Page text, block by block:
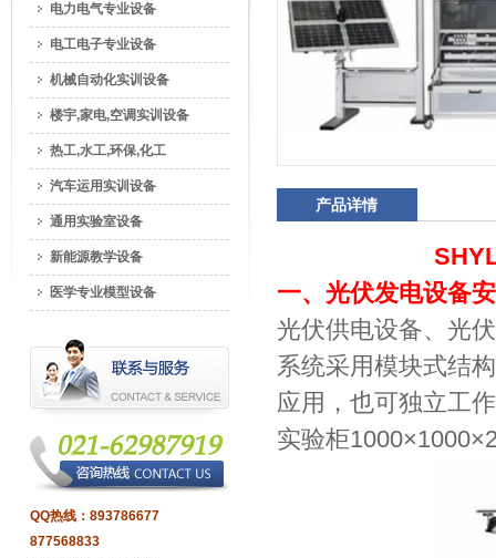
产品详情
一、光伏发电设备
光伏供电设备、光
系统采用模块式结
应用，也可独立工
实验柜
电力电气专业设备
电工电子专业设备
机械自动化实训设备
楼宇,家电,空调实训设备
热工,水工,环保,化工
汽车运用实训设备
通用实验室设备
新能源教学设备
医学专业模型设备
QQ热线： 893786677
877568833